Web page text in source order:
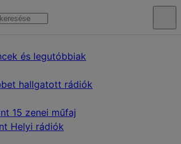
és legutóbbiak
hallgatott rádiók
15 zenei műfaj
Helyi rádiók